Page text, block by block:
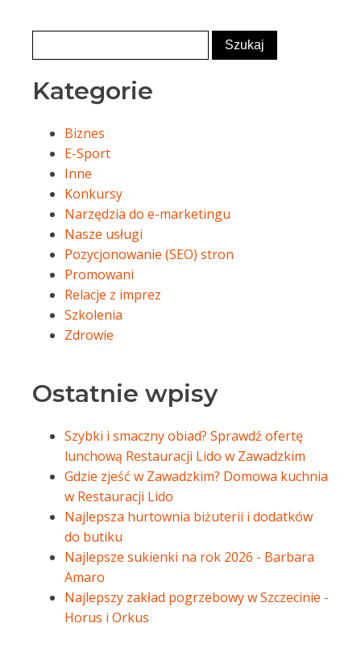
Kategorie
Biznes
E-Sport
Inne
Konkursy
Narzędzia do e-marketingu
Nasze usługi
Pozycjonowanie (SEO) stron
Promowani
Relacje z imprez
Szkolenia
Zdrowie
Ostatnie wpisy
Szybki i smaczny obiad? Sprawdź ofertę
lunchową Restauracji Lido w Zawadzkim
Gdzie zjeść w Zawadzkim? Domowa kuchnia
w Restauracji Lido
Najlepsza hurtownia biżuterii i dodatków
do butiku
Najlepsze sukienki na rok 2026 - Barbara
Amaro
Najlepszy zakład pogrzebowy w Szczecinie -
Horus i Orkus